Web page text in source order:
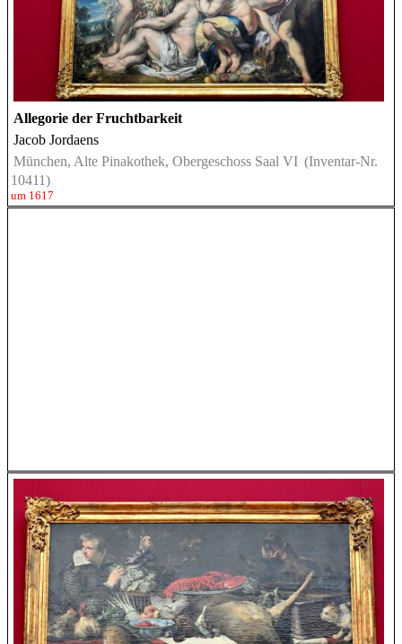
Allegorie der Fruchtbarkeit
Jacob Jordaens
München, Alte Pinakothek, Obergeschoss Saal VI (Inventar-Nr.
10411)
um 1617